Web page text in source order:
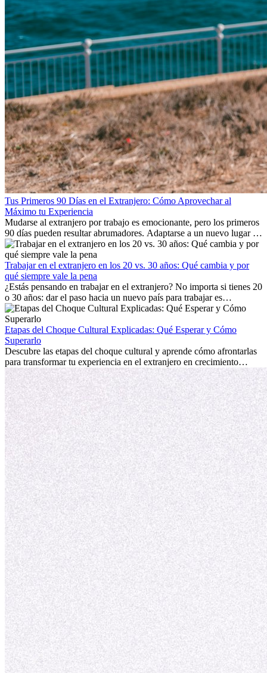
Tus Primeros 90 Días en el Extranjero: Cómo Aprovechar al
Máximo tu Experiencia
Mudarse al extranjero por trabajo es emocionante, pero los primeros
90 días pueden resultar abrumadores. Adaptarse a un nuevo lugar de
trabajo, construir una vida social, comprender la cultura local y lidiar
con la nostalgia son parte del proceso. Esta guía para expatriados te
mostrará cómo aprovechar al máximo tus primeros meses en el
extranjero, asegurando tanto éxito profesional como crecimiento
personal.
Trabajar en el extranjero en los 20 vs. 30 años: Qué cambia y por
qué siempre vale la pena
¿Estás pensando en trabajar en el extranjero? No importa si tienes 20
o 30 años: dar el paso hacia un nuevo país para trabajar es
emocionante y, a veces, desafiante. Muchas personas se preguntan si
la edad marca la diferencia. La verdad es que la experiencia
internacional siempre vale la pena. Puede impulsar tu carrera,
fomentar tu crecimiento personal y ofrecerte valiosas perspectivas
culturales que transforman tu vida.
Etapas del Choque Cultural Explicadas: Qué Esperar y Cómo
Superarlo
Descubre las etapas del choque cultural y aprende cómo afrontarlas
para transformar tu experiencia en el extranjero en crecimiento
personal y adaptación exitosa.